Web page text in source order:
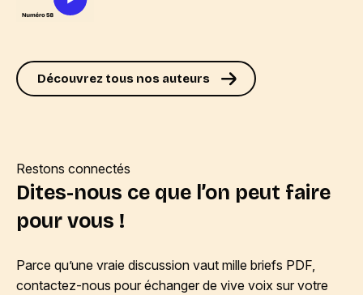
Découvrez tous nos auteurs
Restons connectés
Dites-nous ce que l’on peut faire
pour vous !
Parce qu’une vraie discussion vaut mille briefs PDF,
contactez-nous pour échanger de vive voix sur votre